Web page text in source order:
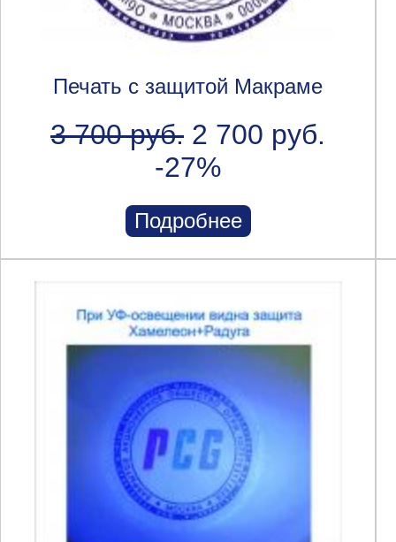
Печать с защитой Макраме
3 700 руб. 2 700 руб.
-27%
Подробнее